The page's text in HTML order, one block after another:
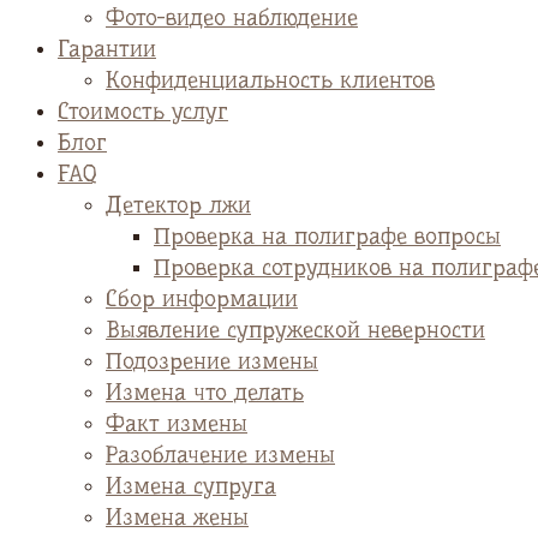
Фото-видео наблюдение
Гарантии
Конфиденциальность клиентов
Стоимость услуг
Блог
FAQ
Детектор лжи
Проверка на полиграфе вопросы
Проверка сотрудников на
Сбор информации
Выявление супружеской неверности
Подозрение измены
Измена что делать
Факт измены
Разоблачение измены
Измена супруга
Измена жены